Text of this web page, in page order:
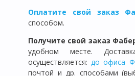
Оплатите свой заказ
способом.
Получите свой заказ
удобном месте.
осуществляется:до офиса
почтой и др. способами